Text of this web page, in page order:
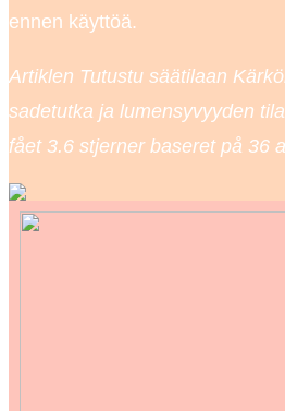
ennen käyttöä.
Artiklen Tutustu säätilaan
sadetutka ja lumensyvyyden
fået 3.6 stjerner baseret på 36